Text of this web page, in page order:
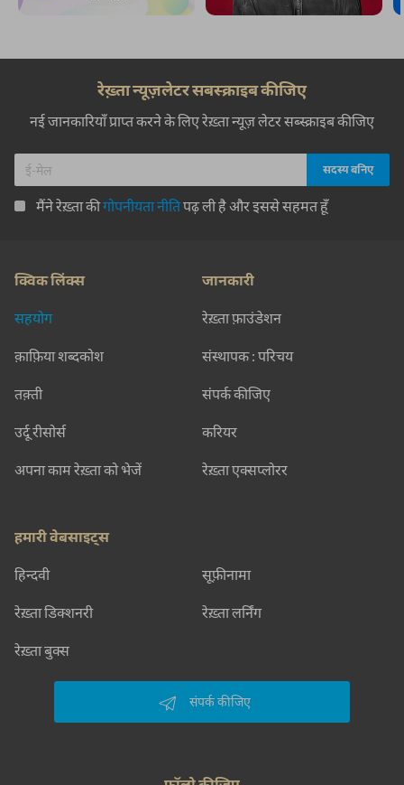
रेख़्ता न्यूज़लेटर सबस्क्राइब कीजिए
नई जानकारियाँ प्राप्त करने के लिए रेख़्ता न्यूज़ लेटर सब्स्क्राइब कीजिए
मैंने रेख़्ता कीगोपनीयता नीतिपढ़ ली है और इससे सहमत हूँ
क्विक लिंक्स
सहयोग
क़ाफ़िया शब्दकोश
तक़्ती
उर्दू रीसोर्स
अपना काम रेख़्ता को भेजें
जानकारी
रेख़्ता फ़ाउंडेशन
संस्थापक : परिचय
संपर्क कीजिए
करियर
रेख़्ता एक्सप्लोरर
हमारी वेबसाइट्स
हिन्दवी सूफ़ीनामा
रेख़्ता डिक्शनरी रेख़्ता लर्निंग
रेख़्ता बुक्स
संपर्क कीजिए